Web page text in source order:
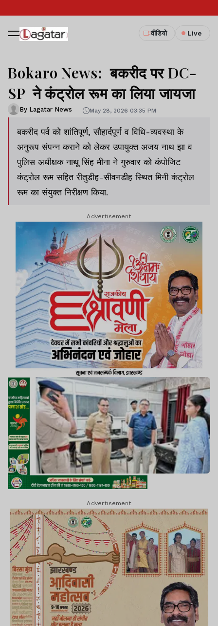
वीडियो Live
Bokaro News: बकरीद पर DC-
SP ने कंट्रोल रूम का लिया जायजा
By Lagatar News May 28, 2026 03:35 PM
बकरीद पर्व को शांतिपूर्ण, सौहार्दपूर्ण व विधि-व्यवस्था के
अनुरूप संपन्न कराने को लेकर उपायुक्त अजय नाथ झा व
पुलिस अधीक्षक नाथू सिंह मीना ने गुरुवार को कंपोजिट
कंट्रोल रूम सहित रीतुडीह-सीवनडीह स्थित मिनी कंट्रोल
रूम का संयुक्त निरीक्षण किया.
Advertisement
Advertisement